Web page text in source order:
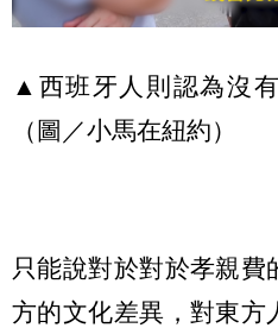
▲西班牙人則認為沒
（圖／小馬在紐約）
只能說對於對於孝親
方的文化差異，對東方